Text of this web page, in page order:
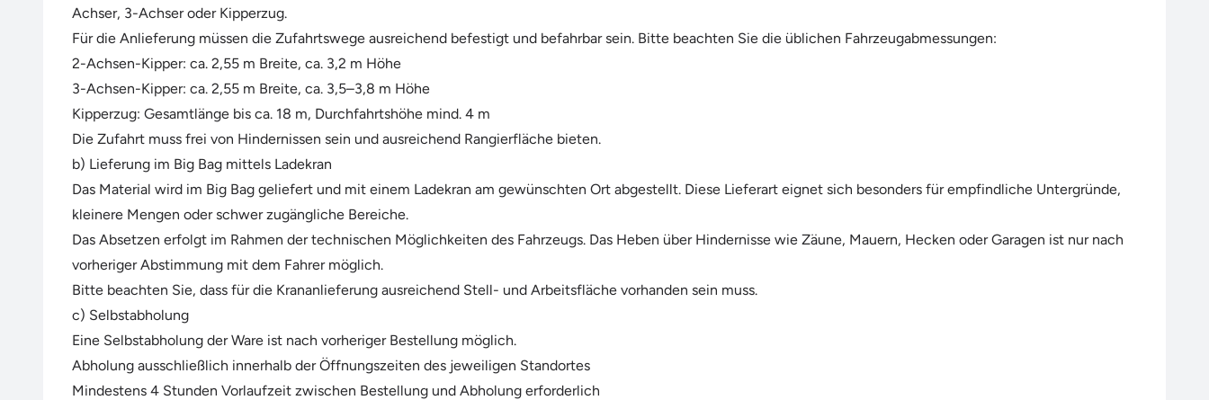
Achser, 3-Achser oder Kipperzug.
Für die Anlieferung müssen die Zufahrtswege ausreichend befestigt und befahrbar sein. Bitte beachten Sie die üblichen Fahrzeugabmessungen:
2-Achsen-Kipper: ca. 2,55 m Breite, ca. 3,2 m Höhe
3-Achsen-Kipper: ca. 2,55 m Breite, ca. 3,5–3,8 m Höhe
Kipperzug: Gesamtlänge bis ca. 18 m, Durchfahrtshöhe mind. 4 m
Die Zufahrt muss frei von Hindernissen sein und ausreichend Rangierfläche bieten.
b) Lieferung im Big Bag mittels Ladekran
Das Material wird im Big Bag geliefert und mit einem Ladekran am gewünschten Ort abgestellt. Diese Lieferart eignet sich besonders für empfindliche Untergründe,
kleinere Mengen oder schwer zugängliche Bereiche.
Das Absetzen erfolgt im Rahmen der technischen Möglichkeiten des Fahrzeugs. Das Heben über Hindernisse wie Zäune, Mauern, Hecken oder Garagen ist nur nach
vorheriger Abstimmung mit dem Fahrer möglich.
Bitte beachten Sie, dass für die Krananlieferung ausreichend Stell- und Arbeitsfläche vorhanden sein muss.
c) Selbstabholung
Eine Selbstabholung der Ware ist nach vorheriger Bestellung möglich.
Abholung ausschließlich innerhalb der Öffnungszeiten des jeweiligen Standortes
Mindestens 4 Stunden Vorlaufzeit zwischen Bestellung und Abholung erforderlich